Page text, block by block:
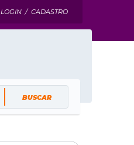
LOGIN / CADASTRO